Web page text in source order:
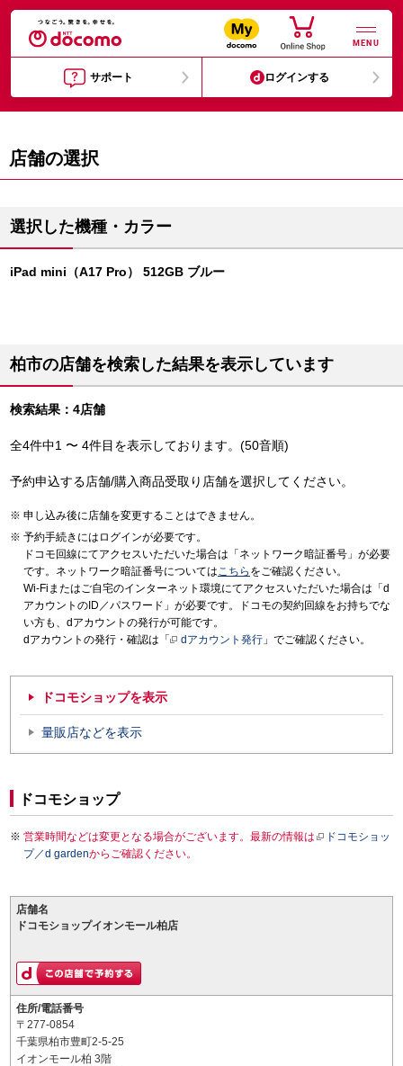
MENU
サポート ログインする
店舗の選択
選択した機種・カラー
iPad mini（A17 Pro） 512GB ブルー
柏市の店舗を検索した結果を表示しています
検索結果：4店舗
全4件中1 〜 4件目を表示しております。(50音順)
予約申込する店舗/購入商品受取り店舗を選択してください。
申し込み後に店舗を変更することはできません。
予約手続きにはログインが必要です。
ドコモ回線にてアクセスいただいた場合は「ネットワーク暗証番号」が必要
です。ネットワーク暗証番号についてはこちら をご確認ください。
Wi-Fiまたはご自宅のインターネット環境にてアクセスいただいた場合は「d
アカウントのID／パスワード」が必要です。ドコモの契約回線をお持ちでな
い方も、dアカウントの発行が可能です。
dアカウントの発行・確認は「
dアカウント発行 」でご確認ください。
ドコモショップを表示
量販店などを表示
ドコモショップ
営業時間などは変更となる場合がございます。最新の情報は
ドコモショッ
プ／d gardenからご確認ください。
店舗名
ドコモショップイオンモール柏店
住所/電話番号
〒277-0854
千葉県柏市豊町2-5-25
イオンモール柏 3階